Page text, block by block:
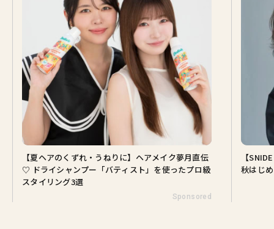
ヘアのくずれ・うねりに】ヘアメイク夢月直伝
ライシャンプー「バティスト」を使ったプロ級
イリング3選
Sponsored
【SNIDEL】長濱
秋はじめ｜2026